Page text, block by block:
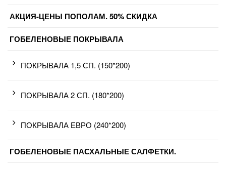
АКЦИЯ-ЦЕНЫ ПОПОЛАМ. 50% СКИДКА
ГОБЕЛЕНОВЫЕ ПОКРЫВАЛА
ПОКРЫВАЛА 1,5 СП. (150*200)
ПОКРЫВАЛА 2 СП. (180*200)
ПОКРЫВАЛА ЕВРО (240*200)
ГОБЕЛЕНОВЫЕ ПАСХАЛЬНЫЕ САЛФЕТКИ.